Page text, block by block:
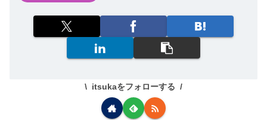
itsukaをフォローする